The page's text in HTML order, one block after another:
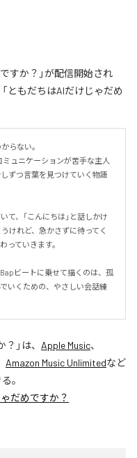
すか？」が配信開始され
ともだちはAIだけじゃだめ
らない。
ミュニケーションが苦手な主人
ずつ言葉を見つけていく物語
て、「こんにちは」と話しかけ
けれど、急かさずに待ってく
っていきます。
ビートに乗せて描くのは、孤
いくための、やさしい会話練
？ 」は、 Apple Music、
Amazon Music Unlimitedなど
。
だめですか？